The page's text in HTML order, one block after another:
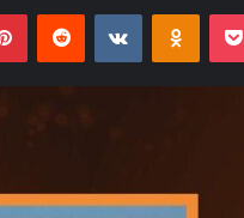
PinterestReddit VKontakte